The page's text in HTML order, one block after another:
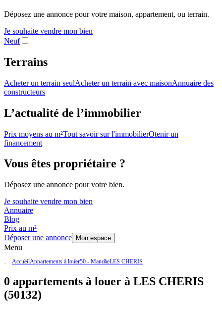
Déposez une annonce pour votre maison, appartement, ou terrain.
Je souhaite vendre mon bien
Neuf
Terrains
Acheter un terrain seulAcheter un terrain avec maisonAnnuaire des
constructeurs
L’actualité de l’immobilier
Prix moyens au m²Tout savoir sur l'immobilierOtenir un
financement
Vous êtes propriétaire ?
Déposez une annonce pour votre bien.
Je souhaite vendre mon bien
Annuaire
Blog
Prix au m²
Déposer une annonce
Mon espace
Menu
AccueilAppartements à louer50 - MancheLES CHERIS
0 appartements à louer à LES CHERIS
(50132)